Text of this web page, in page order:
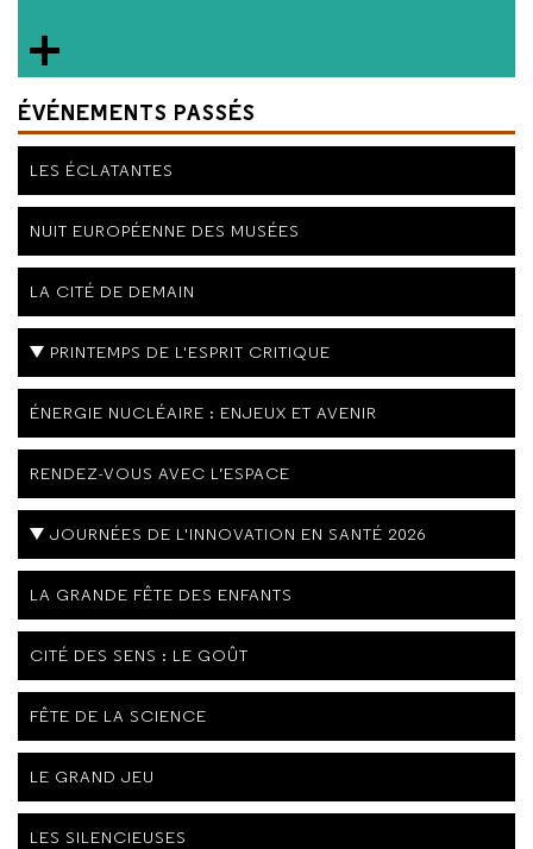
ÉVÉNEMENTS PASSÉS
LES ÉCLATANTES
NUIT EUROPÉENNE DES MUSÉES
LA CITÉ DE DEMAIN
PRINTEMPS DE L'ESPRIT CRITIQUE
ÉNERGIE NUCLÉAIRE : ENJEUX ET AVENIR
RENDEZ-VOUS AVEC L’ESPACE
JOURNÉES DE L'INNOVATION EN SANTÉ 2026
LA GRANDE FÊTE DES ENFANTS
CITÉ DES SENS : LE GOÛT
FÊTE DE LA SCIENCE
LE GRAND JEU
LES SILENCIEUSES